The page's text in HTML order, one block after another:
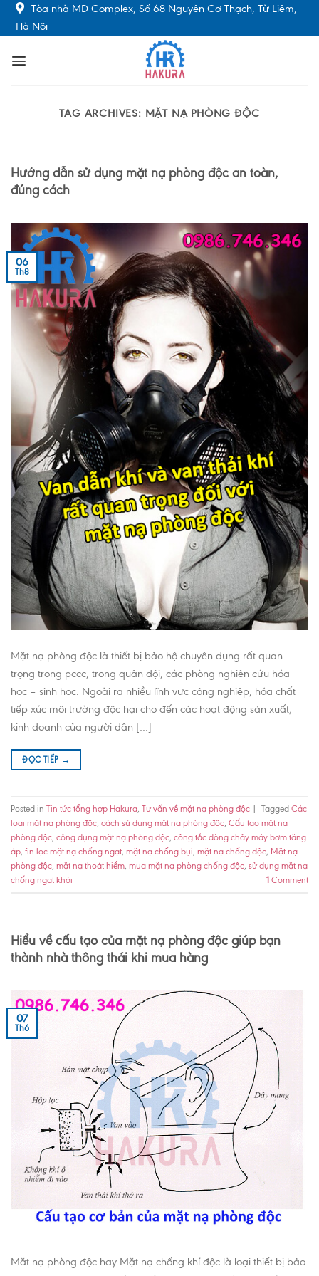
Skip
Tòa nhà MD Complex, Số 68 Nguyễn Cơ Thạch, Từ Liêm,
Hà Nội
TAG ARCHIVES: MẶT NẠ PHÒNG ĐỘC
Hướng dẫn sử dụng mặt nạ phòng độc an toàn,
đúng cách
06
Th8
Mặt nạ phòng độc là thiết bị bảo hộ chuyên dụng rất quan
trọng trong pccc, trong quân đội, các phòng nghiên cứu hóa
học – sinh học. Ngoài ra nhiều lĩnh vực công nghiệp, hóa chất
tiếp xúc môi trường độc hại cho đến các hoạt động sản xuất,
kinh doanh của người dân […]
ĐỌC TIẾP →
Posted in Tin tức tổng hợp Hakura Tư vấn về mặt nạ phòng độc Tagged Các
loại mặt nạ phòng độc cách sử dụng mặt nạ phòng độc Cấu tạo mặt nạ
phòng độc công dụng mặt nạ phòng độc công tắc dòng chảy máy bơm tăng
áp fin lọc mặt nạ chống ngạt mặt nạ chống bụi mặt nạ chống độc Mặt nạ
phòng độc mặt nạ thoát hiểm mua mặt nạ phòng chống độc sử dụng mặt nạ
chống ngạt khói
1 Comment
Hiểu về cấu tạo của mặt nạ phòng độc giúp bạn
thành nhà thông thái khi mua hàng
07
Th6
Măt nạ phòng độc hay Mặt nạ chống khí độc là loại thiết bị bảo